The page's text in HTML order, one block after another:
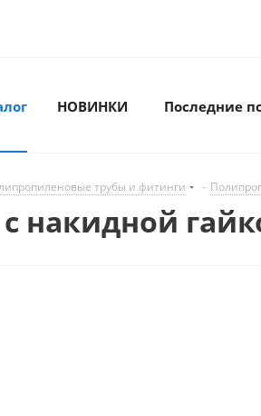
НОВИНКИ Последние
трубы и фитинги -
с накидной